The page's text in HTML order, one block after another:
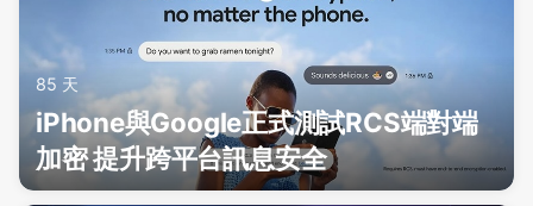
85 天
iPhone與Google正式測試RCS端對端
加密 提升跨平台訊息安全